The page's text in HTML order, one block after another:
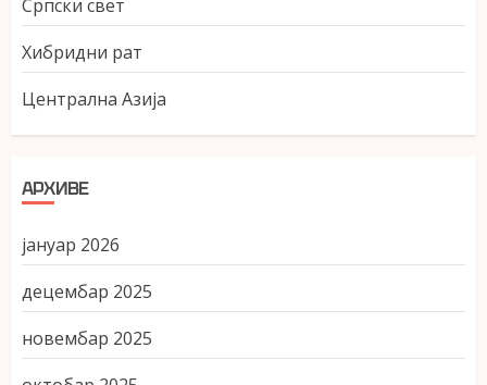
Српски свет
Хибридни рат
Централна Азија
АРХИВЕ
јануар 2026
децембар 2025
новембар 2025